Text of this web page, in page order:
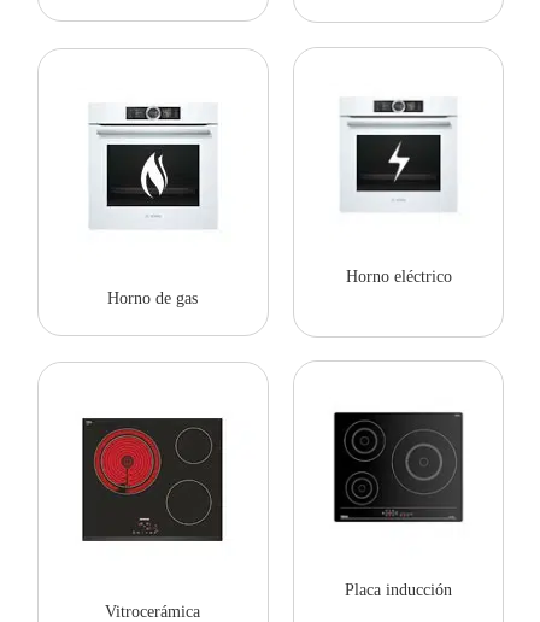
Horno de gas
Horno eléctrico
Vitrocerámica
Placa inducción